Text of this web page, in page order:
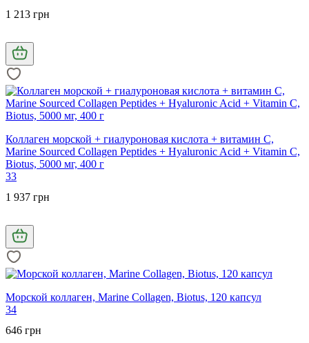
1 213 грн
Коллаген морской + гиалуроновая кислота + витамин С,
Marine Sourced Collagen Peptidеs + Hyaluronic Acid + Vitamin C,
Biotus, 5000 мг, 400 г
33
1 937 грн
Морской коллаген, Marine Collagen, Biotus, 120 капсул
34
646 грн